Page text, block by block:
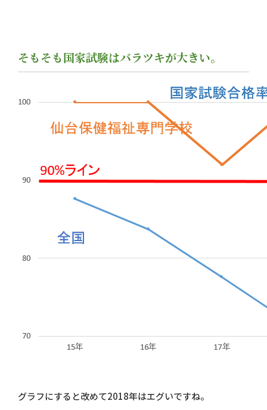
そもそも国家試験はバラツキが大きい。
グラフにすると改めて2018年はエグいですね。